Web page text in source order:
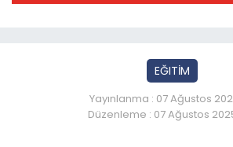
EĞITİM
Yayınlanma : 07 Ağustos
Düzenleme : 07 Ağustos